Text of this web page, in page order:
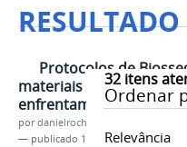
32itens
Ordenar
Relevância
Protocolos de
materiais de auxilio ao
enfrentamento da
pordanielrocha
— publicado 10/06/2020—última